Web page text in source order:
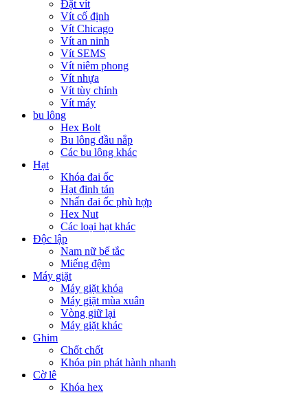
Đặt vít
Vít cố định
Vít Chicago
Vít an ninh
Vít SEMS
Vít niêm phong
Vít nhựa
Vít tùy chỉnh
Vít máy
bu lông
Hex Bolt
Bu lông đầu nắp
Các bu lông khác
Hạt
Khóa đai ốc
Hạt đinh tán
Nhấn đai ốc phù hợp
Hex Nut
Các loại hạt khác
Độc lập
Nam nữ bế tắc
Miếng đệm
Máy giặt
Máy giặt khóa
Máy giặt mùa xuân
Vòng giữ lại
Máy giặt khác
Ghim
Chốt chốt
Khóa pin phát hành nhanh
Cờ lê
Khóa hex